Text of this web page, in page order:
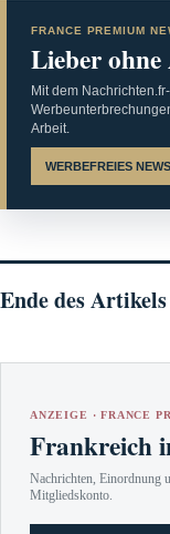
FRANCE PREMIUM
Lieber ohne
Mit dem
Arbeit.
WERBEFREIES
Ende des Artikels
ANZEIGE · FRANCE
Frankreich
Nachrichten, Einordnung
Mitgliedskonto.